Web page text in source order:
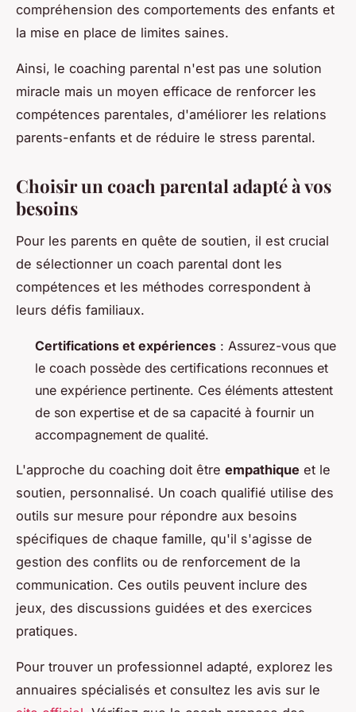
compréhension des comportements des enfants et
la mise en place de limites saines.
Ainsi, le coaching parental n'est pas une solution
miracle mais un moyen efficace de renforcer les
compétences parentales, d'améliorer les relations
parents-enfants et de réduire le stress parental.
Choisir un coach parental adapté à vos
besoins
Pour les parents en quête de soutien, il est crucial
de sélectionner un coach parental dont les
compétences et les méthodes correspondent à
leurs défis familiaux.
Certifications et expériences : Assurez-vous que
le coach possède des certifications reconnues et
une expérience pertinente. Ces éléments attestent
de son expertise et de sa capacité à fournir un
accompagnement de qualité.
L'approche du coaching doit être empathique et le
soutien, personnalisé. Un coach qualifié utilise des
outils sur mesure pour répondre aux besoins
spécifiques de chaque famille, qu'il s'agisse de
gestion des conflits ou de renforcement de la
communication. Ces outils peuvent inclure des
jeux, des discussions guidées et des exercices
pratiques.
Pour trouver un professionnel adapté, explorez les
annuaires spécialisés et consultez les avis sur le